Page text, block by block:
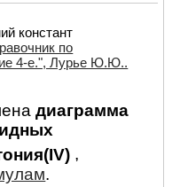
констант
по
4-е.", Лурье Ю.Ю..
диаграмма
,
.